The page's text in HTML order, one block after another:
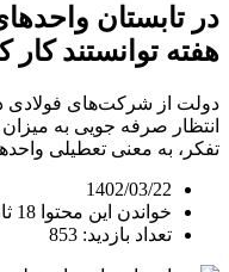
هفته توانستند کار
تفکر، به معنی تعطیلی
1402/03/22
خواندن این محتوا 18 ثانیه زمان می‌برد
تعداد بازدید: 853